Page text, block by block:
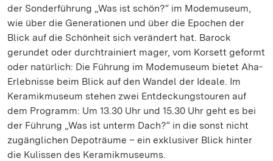
der Sonderführung „Was ist schön?“ im Modemuseum,
wie über die Generationen und über die Epochen der
Blick auf die Schönheit sich verändert hat. Barock
gerundet oder durchtrainiert mager, vom Korsett geformt
oder natürlich: Die Führung im Modemuseum bietet Aha-
Erlebnisse beim Blick auf den Wandel der Ideale. Im
Keramikmuseum stehen zwei Entdeckungstouren auf
dem Programm: Um 13.30 Uhr und 15.30 Uhr geht es bei
der Führung „Was ist unterm Dach?“ in die sonst nicht
zugänglichen Depoträume – ein exklusiver Blick hinter
die Kulissen des Keramikmuseums.